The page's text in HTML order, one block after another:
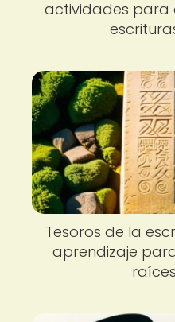
actividades para
Tesoros de la
aprendizaje